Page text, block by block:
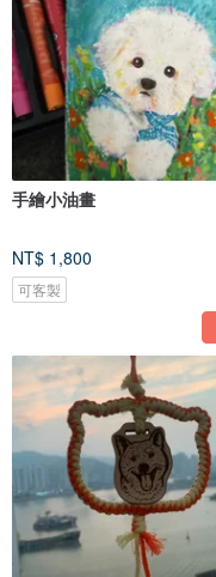
手繪小油畫
NT$ 1,800
可客製